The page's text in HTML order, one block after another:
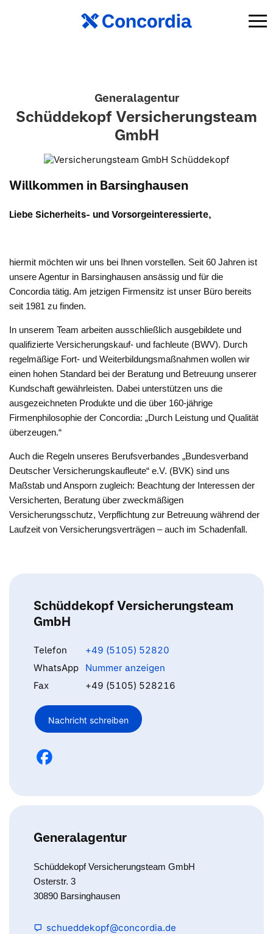
Generalagentur
Schüddekopf Versicherungsteam
GmbH
Willkommen in Barsinghausen
Liebe Sicherheits- und Vorsorgeinteressierte,
hiermit möchten wir uns bei Ihnen vorstellen. Seit 60 Jahren ist
unsere Agentur in Barsinghausen ansässig und für die
Concordia tätig. Am jetzigen Firmensitz ist unser Büro bereits
seit 1981 zu finden.
In unserem Team arbeiten ausschließlich ausgebildete und
qualifizierte Versicherungskauf- und fachleute (BWV). Durch
regelmäßige Fort- und Weiterbildungsmaßnahmen wollen wir
einen hohen Standard bei der Beratung und Betreuung unserer
Kundschaft gewährleisten. Dabei unterstützen uns die
ausgezeichneten Produkte und die über 160-jährige
Firmenphilosophie der Concordia: „Durch Leistung und Qualität
überzeugen.“
Auch die Regeln unseres Berufsverbandes „Bundesverband
Deutscher Versicherungskaufleute“ e.V. (BVK) sind uns
Maßstab und Ansporn zugleich: Beachtung der Interessen der
Versicherten, Beratung über zweckmäßigen
Versicherungsschutz, Verpflichtung zur Betreuung während der
Laufzeit von Versicherungsverträgen – auch im Schadenfall.
Schüddekopf Versicherungsteam
GmbH
Telefon
+49 (5105) 52820
WhatsApp
Nummer anzeigen
Fax
+49 (5105) 528216
Nachricht schreiben
Generalagentur
Schüddekopf Versicherungsteam GmbH
Osterstr. 3
30890 Barsinghausen
schueddekopf@concordia.de